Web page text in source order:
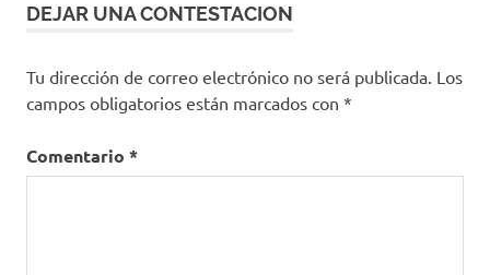
DEJAR UNA CONTESTACION
Tu dirección de correo electrónico no será publicada. Los
campos obligatorios están marcados con *
Comentario *